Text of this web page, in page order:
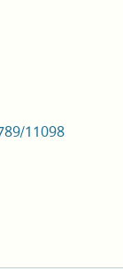
11098